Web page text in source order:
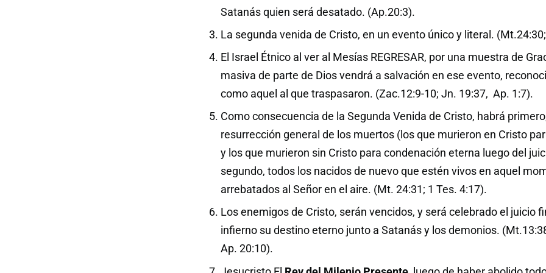
Satanás quien será desatado. (Ap.20:3).
La segunda venida de Cristo, en un evento único y literal.
El Israel Étnico al ver al Mesías REGRESAR, por una muestra de
masiva de parte de Dios vendrá a salvación en ese evento,
como aquel al que traspasaron. (Zac.12:9-10; Jn. 19:37, Ap. 1:7).
Como consecuencia de la Segunda Venida de Cristo, habrá
resurrección general de los muertos (los que murieron en Cristo
y los que murieron sin Cristo para condenación eterna luego del
segundo, todos los nacidos de nuevo que estén vivos en aquel
arrebatados al Señor en el aire. (Mt. 24:31; 1 Tes. 4:17).
Los enemigos de Cristo, serán vencidos, y será celebrado el juicio
infierno su destino eterno junto a Satanás y los demonios.
Ap. 20:10).